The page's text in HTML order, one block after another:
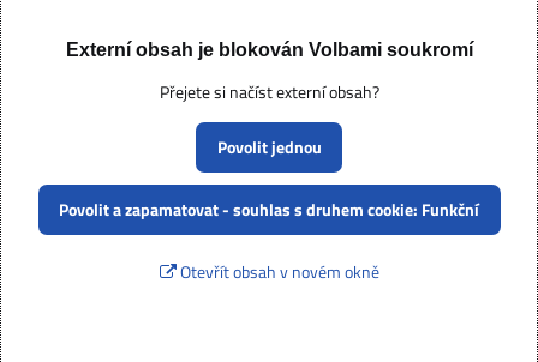
Externí obsah je blokován Volbami soukromí
Přejete si načíst externí obsah?
Povolit jednou
Povolit a zapamatovat - souhlas s druhem cookie: Funkční
Otevřít obsah v novém okně